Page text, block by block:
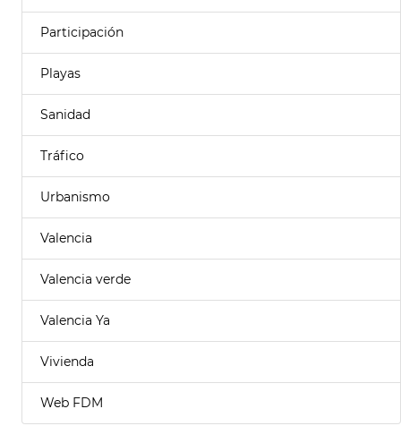
Participación
Playas
Sanidad
Tráfico
Urbanismo
Valencia
Valencia verde
Valencia Ya
Vivienda
Web FDM